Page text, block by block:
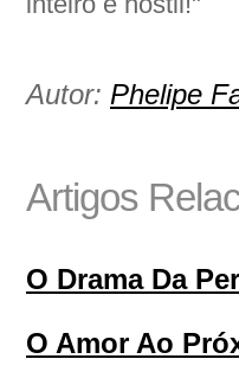
Autor: Phelipe
Artigos
O Drama Da
O Amor Ao